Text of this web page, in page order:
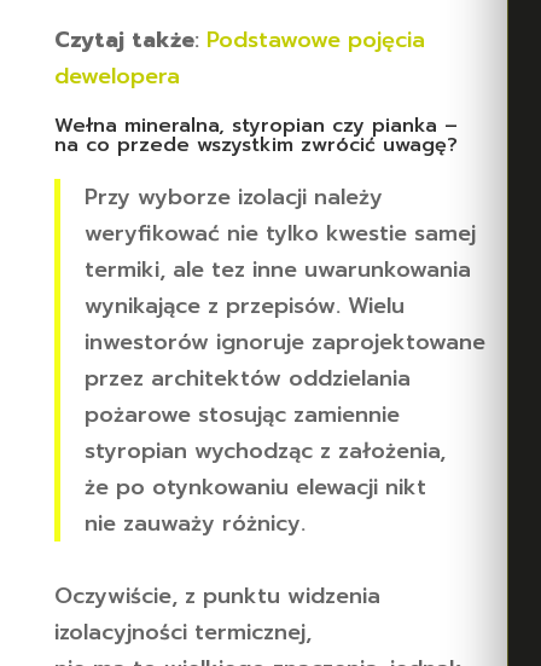
Czytaj także: Podstawowe pojęcia
dewelopera
Wełna mineralna, styropian czy pianka –
na co przede wszystkim zwrócić uwagę?
Przy wyborze izolacji należy
weryfikować nie tylko kwestie samej
termiki, ale tez inne uwarunkowania
wynikające z przepisów. Wielu
inwestorów ignoruje zaprojektowane
przez architektów oddzielania
pożarowe stosując zamiennie
styropian wychodząc z założenia,
że po otynkowaniu elewacji nikt
nie zauważy różnicy.
Oczywiście, z punktu widzenia
izolacyjności termicznej,